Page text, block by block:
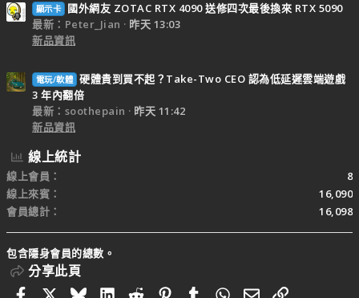
顯示卡
國外網友 ZOTAC RTX 4090 送修四次最後換來 RTX 5090
最新：Peter_Jian
昨天 13:03
新品資訊
電玩/軟體 硬體貴到買不起？Take-Two CEO 認為低延遲雲端遊戲
3 年內翻倍
最新：soothepain
昨天 11:42
新品資訊
線上統計
線上會員
8
線上來賓
16,090
會員總計
16,098
包含隱身會員的總數。
分享此頁
FacebookBlueskyLinkedIn
RedditPinterestTumblrWhatsApp
電子郵件
連結